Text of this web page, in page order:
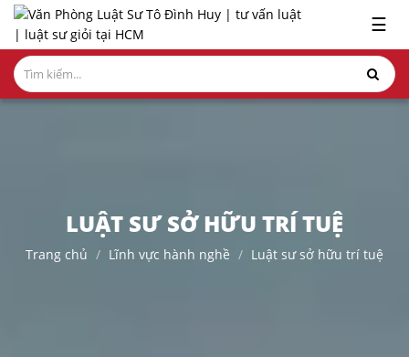
x
GIỚI
THIỆU
NGHIÊN
CỨU-
☰
LUẬT SƯ SỞ HỮU TRÍ TUỆ
Trang chủ Lĩnh vực hành nghề Luật sư sở hữu trí tuệ